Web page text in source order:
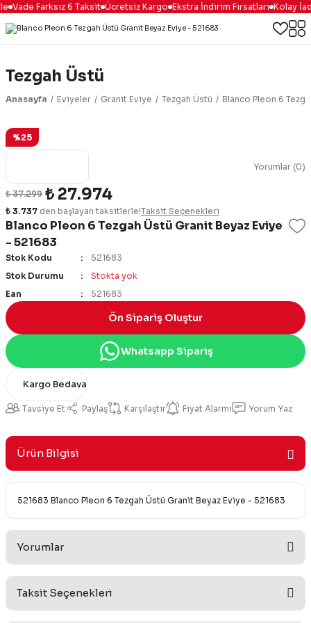
Vade Farksız 6 Taksit Ücretsiz Kargo Ekstra İndirim Fırsatları Kolay
Tezgah Üstü
Anasayfa Eviyeler Granit Eviye Tezgah Üstü Blanco Pleon 6
%25
Yorumlar (0)
Blanco Pleon 6 Tezgah Üstü Granit Beyaz Eviye
- 521683
₺ 37.299 ₺ 27.974
₺ 3.737 den başlayan taksitlerle!Taksit Seçenekleri
Stok Kodu
521683
Stok Durumu
Stokta yok
Ean
521683
Ön Sipariş Oluştur
Whatsapp Sipariş
Kargo Bedava
Tavsiye Et Paylaş Karşılaştır Fiyat Alarmı Yorum Yaz
Ürün Bilgisi
521683 Blanco Pleon 6 Tezgah Üstü Granit Beyaz Eviye - 521683
Yorumlar
Taksit Seçenekleri